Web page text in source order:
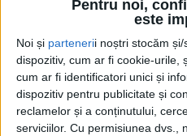
Pentru noi,
este
Noi și partenerii noștri stocăm
dispozitiv, cum ar fi cookie-urile,
cum ar fi identificatori unici și
dispozitiv pentru publicitate și
reclamelor și a conținutului,
serviciilor. Cu permisiunea dvs.,